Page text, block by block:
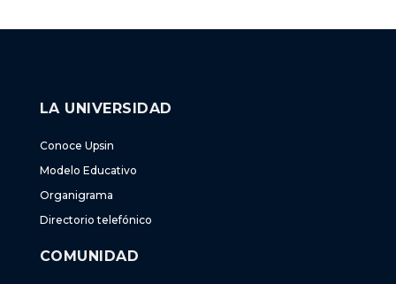
LA UNIVERSIDAD
Conoce Upsin
Modelo Educativo
Organigrama
Directorio telefónico
COMUNIDAD